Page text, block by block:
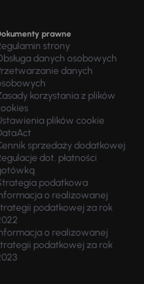
prawne
strony
danych osobowych
danych
korzystania z plików
plików cookie
sprzedaży dodatkowej
dot. płatności
podatkowa
o realizowanej
podatkowej za rok
o realizowanej
podatkowej za rok